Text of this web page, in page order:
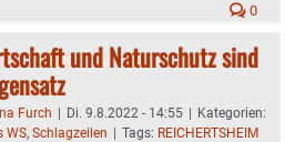
0
und Naturschutz sind
Furch | Di. 9.8.2022 - 14:55 | Kategorien:
WS, Schlagzeilen | Tags: REICHERTSHEIM